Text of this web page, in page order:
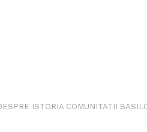
ISTORIA COMUNITATII